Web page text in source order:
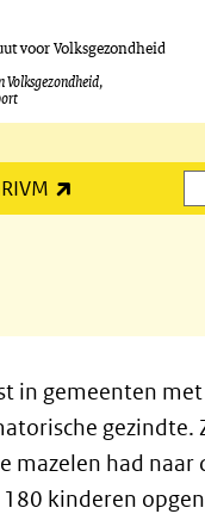
voor Volksgezondheid
Volksgezondheid,
gemeenten
gezindte.
had
kinderen